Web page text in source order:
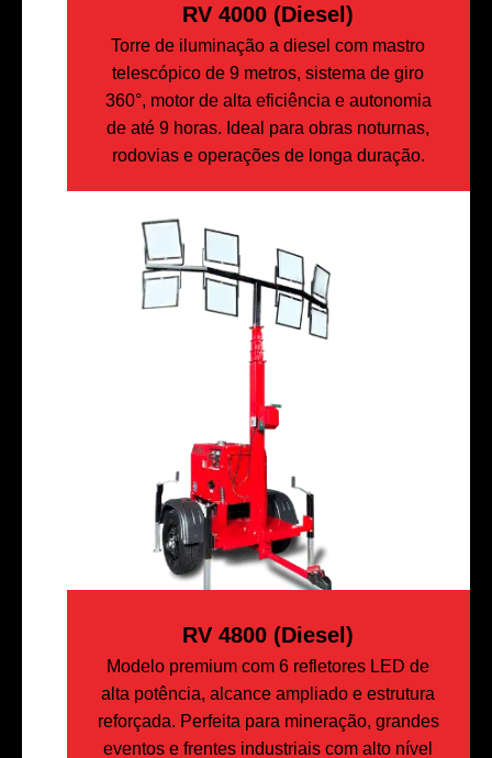
RV 4000 (diesel)
Torre de iluminação a diesel com mastro
telescópico de 9 metros, sistema de giro
360°, motor de alta eficiência e autonomia
de até 9 horas. Ideal para obras noturnas,
rodovias e operações de longa duração.
RV 4800 (Diesel)
Modelo premium com 6 refletores LED de
alta potência, alcance ampliado e estrutura
reforçada. Perfeita para mineração, grandes
eventos e frentes industriais com alto nível